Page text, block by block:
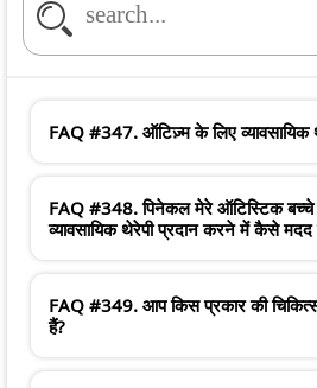
FAQ #347. ऑटिज़्म के लिए व्यावसायिक
FAQ #348. पिनेकल मेरे ऑटिस्टिक
व्यावसायिक थेरेपी प्रदान करने में कैसे
FAQ #349. आप किस प्रकार की
हैं?